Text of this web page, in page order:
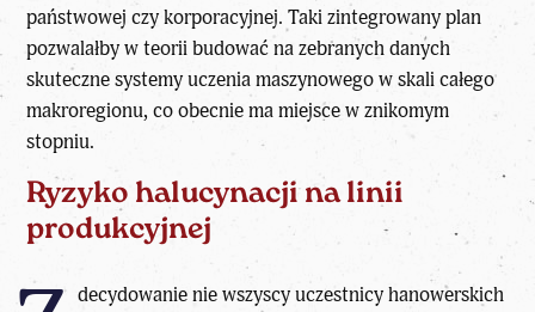
państwowej czy korporacyjnej. Taki zintegrowany plan
pozwalałby w teorii budować na zebranych danych
skuteczne systemy uczenia maszynowego w skali całego
makroregionu, co obecnie ma miejsce w znikomym
stopniu.
Ryzyko halucynacji na linii
produkcyjnej
decydowanie nie wszyscy uczestnicy hanowerskich